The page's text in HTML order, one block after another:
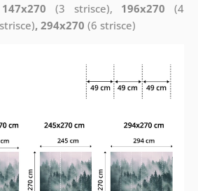
(3 strisce), 196x270 (4
, 294x270 (6 strisce)